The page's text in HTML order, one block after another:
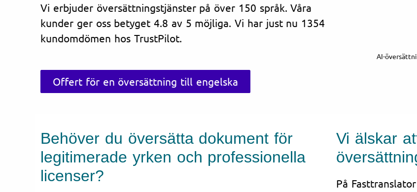
Vi erbjuder översättningstjänster på över 150 språk. Våra
kunder ger oss betyget 4.8 av 5 möjliga. Vi har just nu 1354
kundomdömen hos TrustPilot.
Offert för en översättning till engelska
AI-
Behöver du översätta dokument för
legitimerade yrken och professionella
licenser?
Vi älskar
På